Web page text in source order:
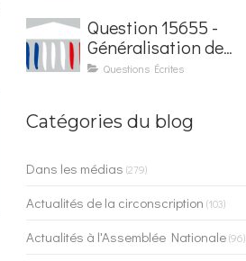
Question 15655 -
Généralisation de
l'application France
Questions Écrites
Catégories du blog
Dans les médias (279)
Actualités de la circonscription (103)
Actualités à l'Assemblée Nationale(96)